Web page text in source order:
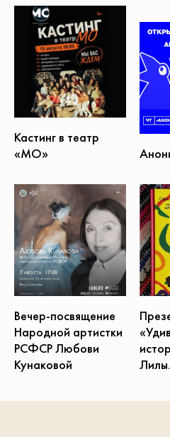
Кастинг в театр
«МО»
Вечер-посвящение
Народной артистки
РСФСР Любови
Кунаковой